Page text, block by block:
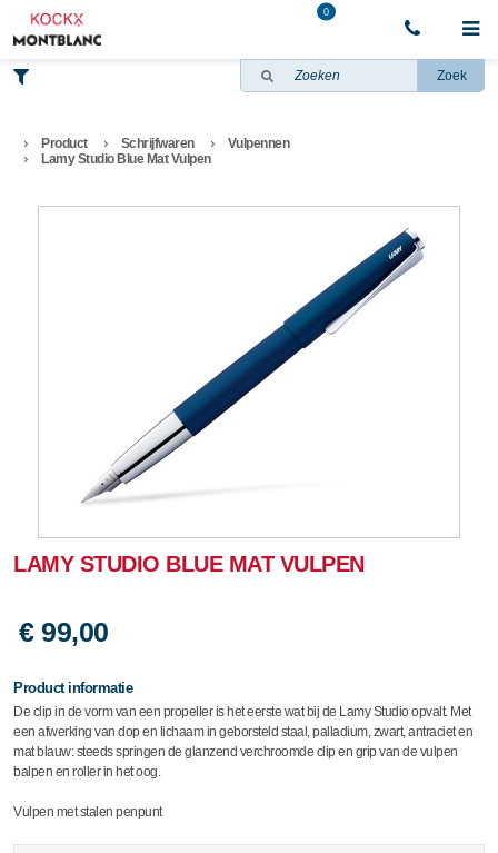
0
Zoek
Product Schrijfwaren
Vulpennen
Lamy Studio Blue Mat Vulpen
LAMY STUDIO BLUE MAT VULPEN
€ 99,00
Product informatie
De clip in de vorm van een propeller is het eerste wat bij de Lamy Studio opvalt. Met
een afwerking van dop en lichaam in geborsteld staal, palladium, zwart, antraciet en
mat blauw: steeds springen de glanzend verchroomde clip en grip van de vulpen
balpen en roller in het oog.
Vulpen met stalen penpunt